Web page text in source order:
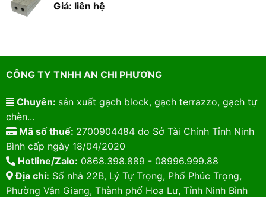
Giá: liên hệ
CÔNG TY TNHH AN CHI PHƯƠNG
Chuyên: sản xuất gạch block, gạch terrazzo, gạch tự
chèn...
Mã số thuế: 2700904484 do Sở Tài Chính Tỉnh Ninh
Bình cấp ngày 18/04/2020
Hotline/Zalo: 0868.398.889 - 08996.999.88
Địa chỉ: Số nhà 22B, Lý Tự Trọng, Phố Phúc Trọng,
Phường Vân Giang, Thành phố Hoa Lư, Tỉnh Ninh Bình